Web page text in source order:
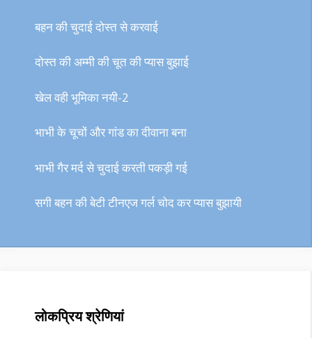
बहन की चुदाई दोस्त से करवाई
दोस्त की अम्मी की चूत की प्यास बुझाई
खेल वही भूमिका नयी-2
भाभी के चूचों और गांड का दीवाना बना
भाभी गैर मर्द से चुदाई करती पकड़ी गई
सगी बहन की बेटी टीनएज गर्ल चोद कर प्यास बुझायी
लोकप्रिय श्रेणियां